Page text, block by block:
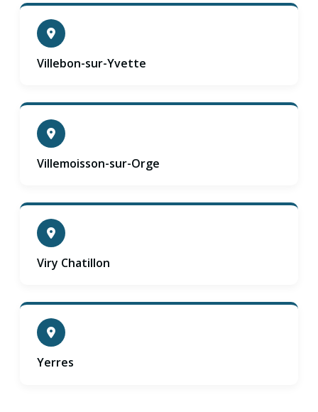
Villebon-sur-Yvette
Villemoisson-sur-Orge
Viry Chatillon
Yerres